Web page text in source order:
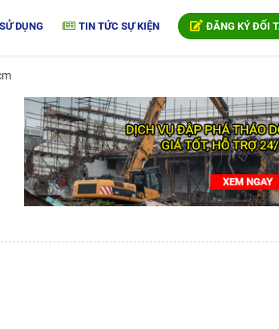
DỤNG TIN TỨC SỰ KIỆN ĐĂNG KÝ ĐỐI